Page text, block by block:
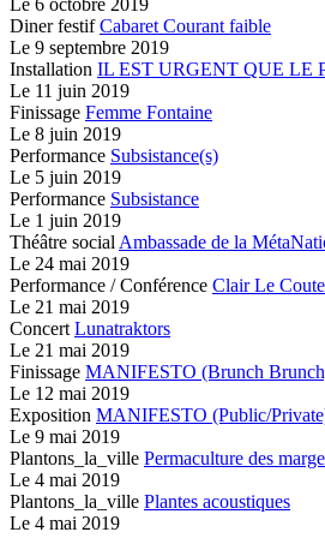
Le 6 octobre 2019
Diner festifCabaret Courant faible
Le 9 septembre 2019
Installation IL EST URGENT QUE LE
Le 11 juin 2019
Finissage Femme Fontaine
Le 8 juin 2019
Performance Subsistance(s)
Le 5 juin 2019
Performance Subsistance
Le 1 juin 2019
Théâtre social Ambassade de la
Le 24 mai 2019
Performance / Conférence Clair Le
Le 21 mai 2019
Concert Lunatraktors
Le 21 mai 2019
Finissage MANIFESTO (Brunch
Le 12 mai 2019
Exposition MANIFESTO (Public/
Le 9 mai 2019
Plantons_la_ville Permaculture des
Le 4 mai 2019
Plantons_la_ville Plantes acoustiques
Le 4 mai 2019